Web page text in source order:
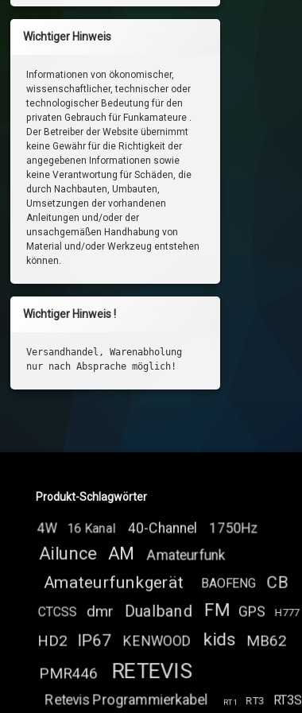
Wichtiger Hinweis
Informationen von ökonomischer,
wissenschaftlicher, technischer oder
technologischer Bedeutung für den
privaten Gebrauch für Funkamateure .
Der Betreiber der Website übernimmt
keine Gewähr für die Richtigkeit der
angegebenen Informationen sowie
keine Verantwortung für Schäden, die
durch Nachbauten, Umbauten,
Umsetzungen der vorhandenen
Anleitungen und/oder der
unsachgemäßen Handhabung von
Material und/oder Werkzeug entstehen
können.
Wichtiger Hinweis !
Versandhandel, Warenabholung
nur nach Absprache möglich!
Produkt-Schlagwörter
4W 16 Kanal 40-Channel 1750Hz
Ailunce AM Amateurfunk
Amateurfunkgerät BAOFENG CB
CTCSS dmr Dualband FM GPS H777
HD2 IP67 KENWOOD kids
MB62
PMR446
RETEVIS
Retevis Programmierkabel RT1 RT3 RT3S